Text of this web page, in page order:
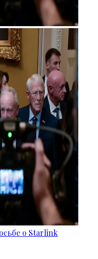
о Starlink